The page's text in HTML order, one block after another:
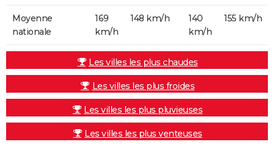
Moyenne
nationale
169
km/h
148 km/h
140
km/h
155 km/h
Les villes les plus chaudes
Les villes les plus froides
Les villes les plus pluvieuses
Les villes les plus venteuses